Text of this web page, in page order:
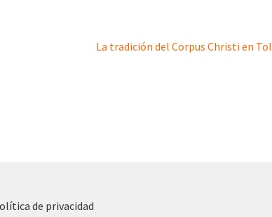
Siguiente:
La tradición del Corpus Christi en
de privacidad